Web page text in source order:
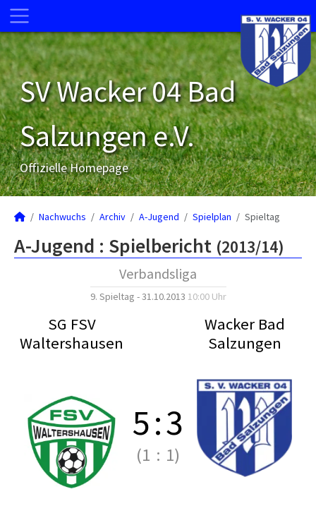
SV Wacker 04 Bad
Salzungen e.V.
Offizielle Homepage
Nachwuchs Archiv A-Jugend Spielplan Spieltag
A-Jugend : Spielbericht (2013/14)
Verbandsliga
9. Spieltag - 31.10.2013 10:00 Uhr
SG FSV
Waltershausen
Wacker Bad
Salzungen
5:3
(1 : 1)